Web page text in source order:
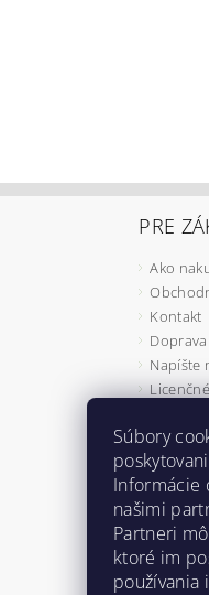
PRE
Ako
Kontakt
Napíšte
Ako
Osobné
Bestent
Súbory
Informácie
našimi
Partneri
ktoré im
používania